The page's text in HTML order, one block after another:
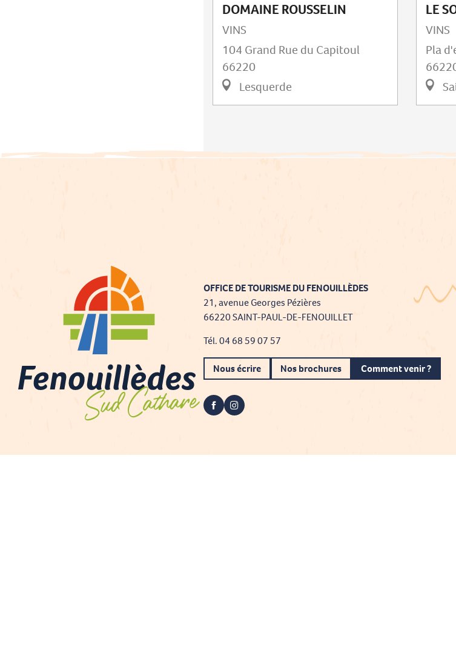
DOMAINE ROUSSELIN
VINS
104 Grand Rue du Capitoul
66220
Lesquerde
LE
VINS
Pla
OFFICE DE TOURISME DU FENOUILLÈDES
21, avenue Georges Pézières
66220 SAINT-PAUL-DE-FENOUILLET
Tél. 04 68 59 07 57
Nous écrire Nos brochures Comment venir ?